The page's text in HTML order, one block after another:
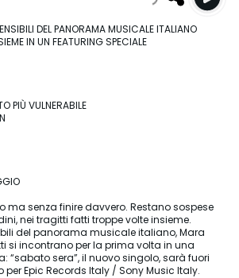
DEL PANORAMA MUSICALE ITALIANO
IN UN FEATURING SPECIALE
PIÙ VULNERABILE
ma senza finire davvero. Restano sospese
nei tragitti fatti troppe volte insieme.
del panorama musicale italiano, Mara
si incontrano per la prima volta in una
“sabato sera”, il nuovo singolo, sarà fuori
Epic Records Italy / Sony Music Italy.